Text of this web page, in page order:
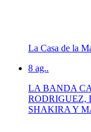
La Casa de la
8 ag..
LA BANDA
RODRIGUEZ,
SHAKIRA Y